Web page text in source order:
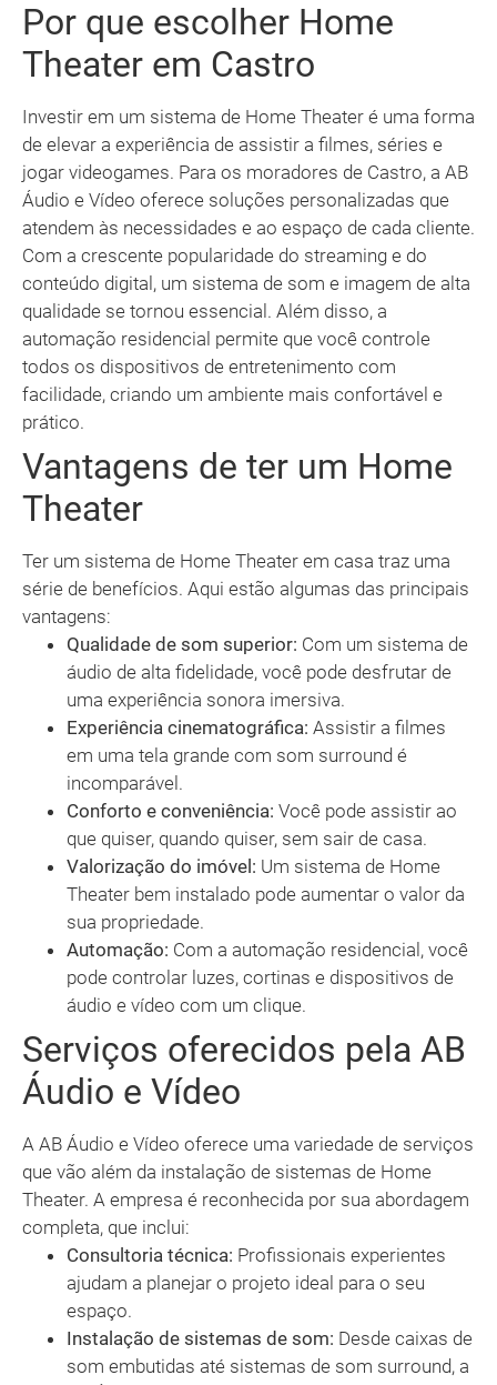
Por que escolher Home
Theater em Castro
Investir em um sistema de Home Theater é uma forma
de elevar a experiência de assistir a filmes, séries e
jogar videogames. Para os moradores de Castro, a AB
Áudio e Vídeo oferece soluções personalizadas que
atendem às necessidades e ao espaço de cada cliente.
Com a crescente popularidade do streaming e do
conteúdo digital, um sistema de som e imagem de alta
qualidade se tornou essencial. Além disso, a
automação residencial permite que você controle
todos os dispositivos de entretenimento com
facilidade, criando um ambiente mais confortável e
prático.
Vantagens de ter um Home
Theater
Ter um sistema de Home Theater em casa traz uma
série de benefícios. Aqui estão algumas das principais
vantagens:
Qualidade de som superior: Com um sistema de
áudio de alta fidelidade, você pode desfrutar de
uma experiência sonora imersiva.
Experiência cinematográfica: Assistir a filmes
em uma tela grande com som surround é
incomparável.
Conforto e conveniência: Você pode assistir ao
que quiser, quando quiser, sem sair de casa.
Valorização do imóvel: Um sistema de Home
Theater bem instalado pode aumentar o valor da
sua propriedade.
Automação: Com a automação residencial, você
pode controlar luzes, cortinas e dispositivos de
áudio e vídeo com um clique.
Serviços oferecidos pela AB
Áudio e Vídeo
A AB Áudio e Vídeo oferece uma variedade de serviços
que vão além da instalação de sistemas de Home
Theater. A empresa é reconhecida por sua abordagem
completa, que inclui:
Consultoria técnica: Profissionais experientes
ajudam a planejar o projeto ideal para o seu
espaço.
Instalação de sistemas de som: Desde caixas de
som embutidas até sistemas de som surround, a